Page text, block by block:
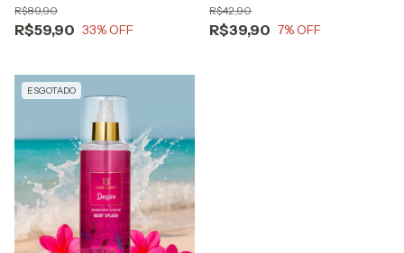
DREAMBRAND
R$59,90
R$89,90
33% OFF R$39,90
R$42,90
7% OFF
ESGOTADO